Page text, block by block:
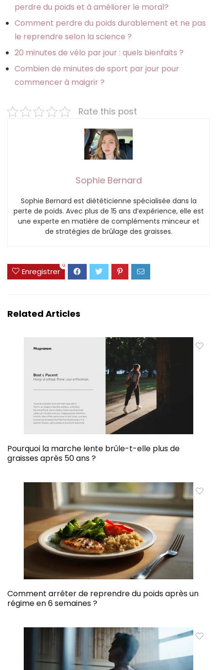
perdre du poids et à améliorer le moral?
Comment perdre du poids durablement et ne pas
le reprendre selon la science ?
20 minutes de vélo par jour : quels bienfaits ?
Combien de minutes de sport par jour pour
commencer à maigrir ?
Rate this post
Sophie Bernard
Sophie Bernard est diététicienne spécialisée dans la
perte de poids. Avec plus de 15 ans d’expérience, elle est
une experte en matière de compléments minceur et
de stratégies de brûlage des graisses.
Enregistrer
0
Related Articles
Pourquoi la marche lente brûle-t-elle plus de
graisses après 50 ans ?
Comment arrêter de reprendre du poids après un
régime en 6 semaines ?